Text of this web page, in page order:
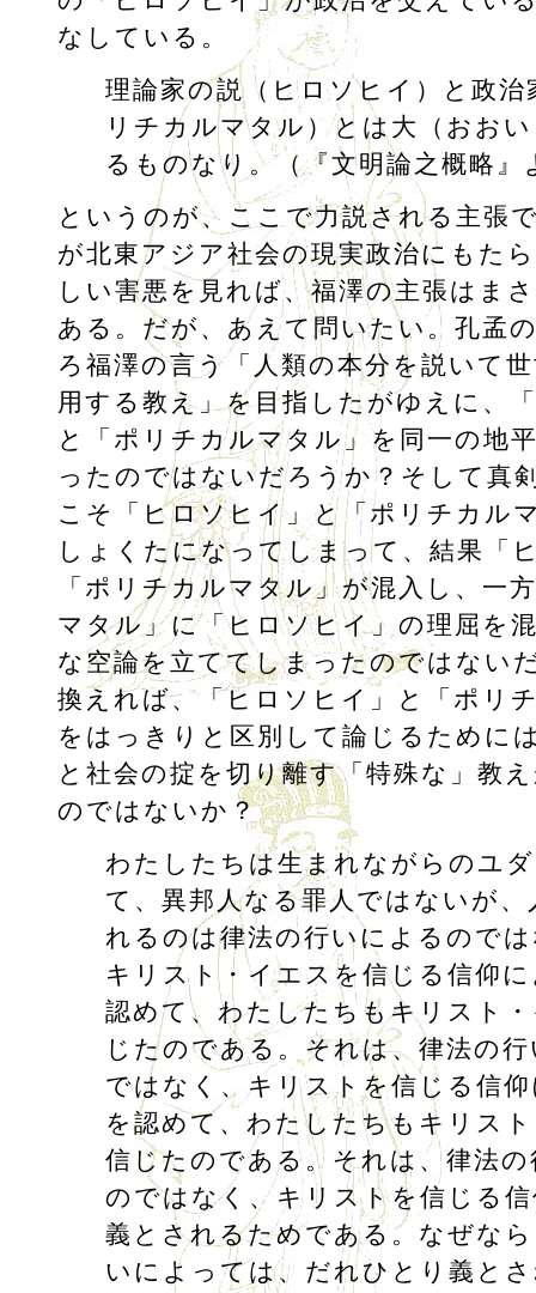
なしている。
理論家の説（ヒロソヒイ）と政治
リチカルマタル）とは大（おお
るものなり。（『文明論之概略』
というのが、ここで力説される主張
が北東アジア社会の現実政治にもた
しい害悪を見れば、福澤の主張はま
ある。だが、あえて問いたい。孔孟
ろ福澤の言う「人類の本分を説いて
用する教え」を目指したがゆえに、
と「ポリチカルマタル」を同一の地
ったのではないだろうか？そして真
こそ「ヒロソヒイ」と「ポリチカル
しょくたになってしまって、結果「
「ポリチカルマタル」が混入し、一
マタル」に「ヒロソヒイ」の理屈を
な空論を立ててしまったのではない
換えれば、「ヒロソヒイ」と「ポリ
をはっきりと区別して論じるために
と社会の掟を切り離す「特殊な」教
のではないか？
わたしたちは生まれながらのユ
て、異邦人なる罪人ではないが、
れるのは律法の行いによるので
キリスト・イエスを信じる信仰
認めて、わたしたちもキリスト
じたのである。それは、律法の
ではなく、キリストを信じる信
を認めて、わたしたちもキリス
信じたのである。それは、律法
のではなく、キリストを信じる
義とされるためである。なぜな
いによっては、だれひとり義と